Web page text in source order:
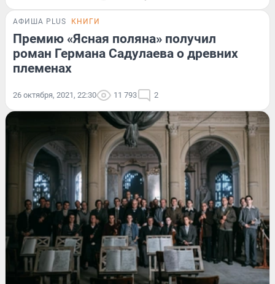
АФИША PLUS КНИГИ
Премию «Ясная поляна» получил
роман Германа Садулаева о древних
племенах
26 октября, 2021, 22:30 11 793 2